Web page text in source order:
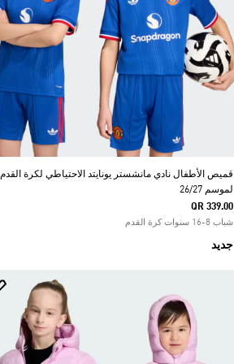
قميص الأطفال نادي مانشستر يونايتد الاحتياطي لكرة القدم
لموسم 26/27
QR 339.00
شباب 8-16 سنوات كرة القدم
جديد